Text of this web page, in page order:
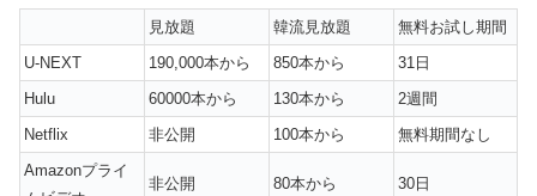
見放題 韓流見放題
無料お試し期間
U-NEXT
190,000本から 850本から
31日
Hulu
60000本から 130本から
2週間
Netflix
非公開 100本から
無料期間なし
Amazonプライ
非公開 80本から 30日